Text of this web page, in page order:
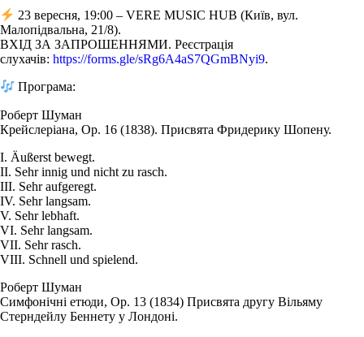
23 вересня, 19:00 – VERE MUSIC HUB (Київ, вул.
Малопідвальна, 21/8).
ВХІД ЗА ЗАПРОШЕННЯМИ. Реєстрація
слухачів: https://forms.gle/sRg6A4aS7QGmBNyi9.
Програма:
Роберт Шуман
Крейслеріана, Oр. 16 (1838). Присвята Фридерику Шопену.
І. Äußerst bewegt.
ІІ. Sehr innig und nicht zu rasch.
ІІІ. Sehr aufgeregt.
IV. Sehr langsam.
V. Sehr lebhaft.
VI. Sehr langsam.
VII. Sehr rasch.
VIII. Schnell und spielend.
Роберт Шуман
Симфонічні етюди, Oр. 13 (1834) Присвята другу Вільяму
Стерндейлу Беннету у Лондоні.